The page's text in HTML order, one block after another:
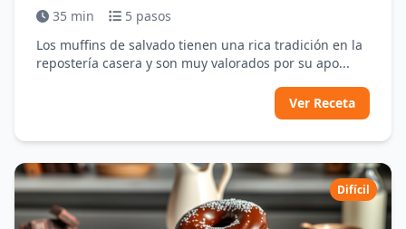
35 min
5 pasos
Los muffins de salvado tienen una rica tradición en la
repostería casera y son muy valorados por su apo...
Ver Receta
Difícil